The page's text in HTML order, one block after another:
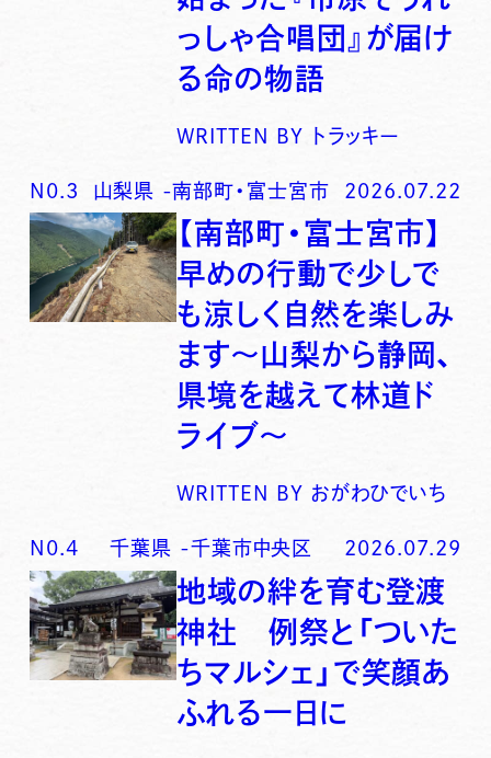
っしゃ合唱団』が届け
る命の物語
WRITTEN BY トラッキー
N0. 3 山梨県 -南部町・富士宮市 2026.07.22
【南部町・富士宮市】
早めの行動で少しで
も涼しく自然を楽しみ
ます〜山梨から静岡、
県境を越えて林道ド
ライブ〜
WRITTEN BY おがわひでいち
N0.4 千葉県 -千葉市中央区 2026.07.29
地域の絆を育む登渡
神社 例祭と「ついた
ちマルシェ」で笑顔あ
ふれる一日に